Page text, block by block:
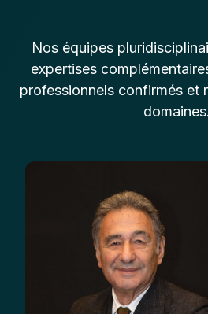
Nos équipes
expertises
professionnels confirmés et
domaines.